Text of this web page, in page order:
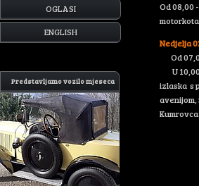
OGLASI
ENGLISH
Predstavljamo vozilo mjeseca
Od 08,00
Nedjelja
Od
U 10,00
izlaska s
avenijom,
Kumrovca.